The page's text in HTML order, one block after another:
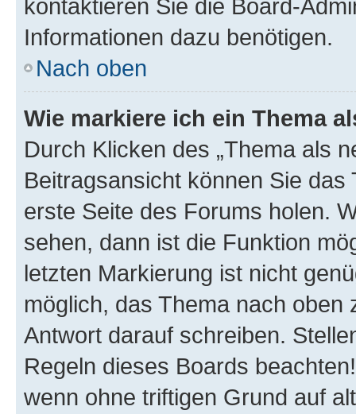
kontaktieren Sie die Board-
Informationen dazu benötigen.
Nach oben
Wie markiere ich ein Thema
Durch Klicken des „Thema als
Beitragsansicht können Sie
erste Seite des Forums holen.
sehen, dann ist die Funktion
letzten Markierung ist nicht
möglich, das Thema nach oben
Antwort darauf schreiben.
Regeln dieses Boards
wenn ohne triftigen Grund auf